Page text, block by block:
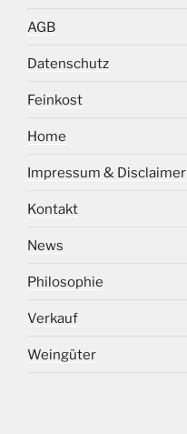
AGB
Datenschutz
Feinkost
Home
Impressum & Disclaimer
Kontakt
News
Philosophie
Verkauf
Weingüter